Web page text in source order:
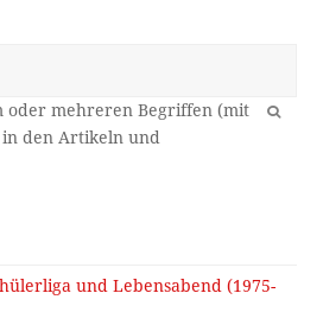
OK
und Lebensabend (1975-